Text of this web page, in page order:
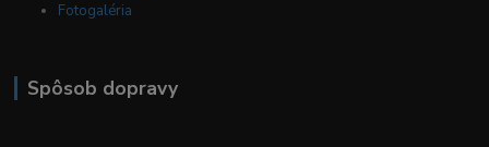
Fotogaléria
Spôsob dopravy